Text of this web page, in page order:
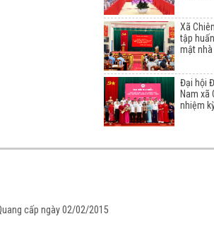
Xã
tập
mật
Đại hội
Nam xã
nhiệm
cấp ngày 02/02/2015